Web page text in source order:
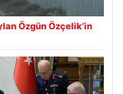
Özgün Özçelik’in